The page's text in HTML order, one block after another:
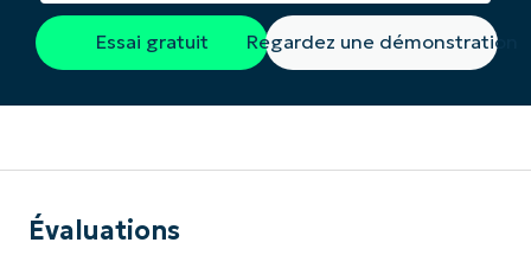
Essai gratuit Regardez une démonstration
Évaluations